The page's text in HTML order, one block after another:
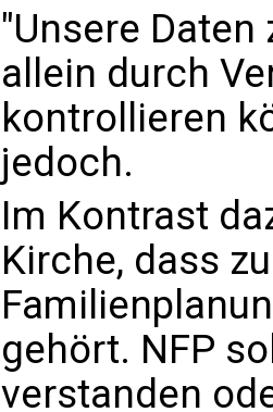
"Unsere
allein durch
kontrollieren
jedoch.
Im Kontrast
Kirche, dass
gehört. NFP
verstanden